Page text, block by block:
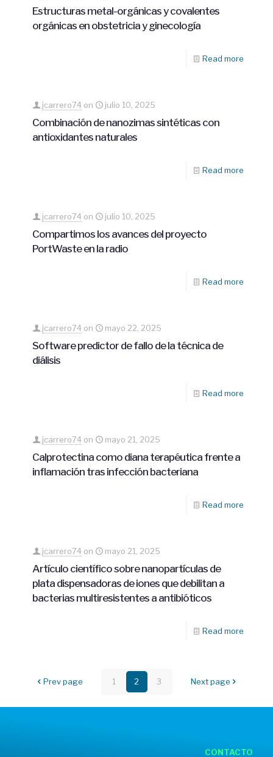
Estructuras metal-orgánicas y covalentes
orgánicas en obstetricia y ginecología
Read more
jcarrero74 on julio 10, 2025
Combinación de nanozimas sintéticas con
antioxidantes naturales
Read more
jcarrero74 on julio 10, 2025
Compartimos los avances del proyecto
PortWaste en la radio
Read more
jcarrero74 on mayo 22, 2025
Software predictor de fallo de la técnica de
diálisis
Read more
jcarrero74 on mayo 21, 2025
Calprotectina como diana terapéutica frente a
inflamación tras infección bacteriana
Read more
jcarrero74 on mayo 21, 2025
Artículo científico sobre nanopartículas de
plata dispensadoras de iones que debilitan a
bacterias multiresistentes a antibióticos
Read more
Prev page 1 2 3 Next page
CONTACTO